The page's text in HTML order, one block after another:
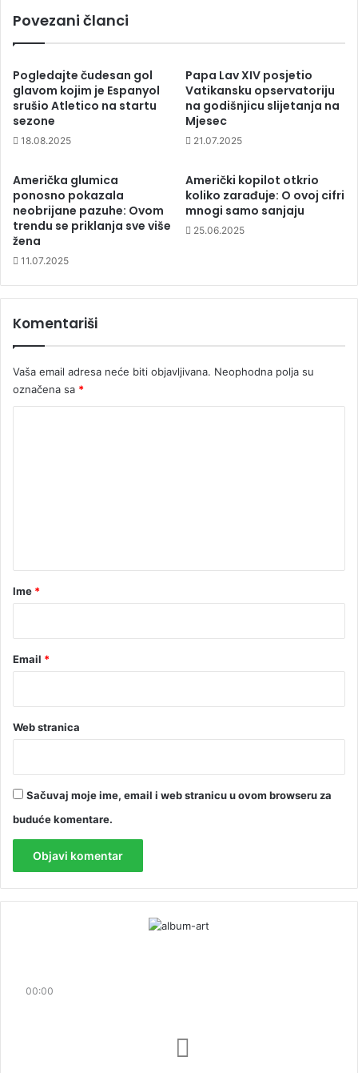
Povezani članci
Pogledajte čudesan gol
glavom kojim je Espanyol
srušio Atletico na startu
sezone
18.08.2025
Papa Lav XIV posjetio
Vatikansku opservatoriju
na godišnjicu slijetanja na
Mjesec
21.07.2025
Američka glumica
ponosno pokazala
neobrijane pazuhe: Ovom
trendu se priklanja sve više
žena
11.07.2025
Američki kopilot otkrio
koliko zarađuje: O ovoj cifri
mnogi samo sanjaju
25.06.2025
Komentariši
Vaša email adresa neće biti objavljivana. Neophodna polja su
označena sa *
rIme *
Email *
Web stranica
Sačuvaj moje ime, email i web stranicu u ovom browseru za
buduće komentare.
00:00